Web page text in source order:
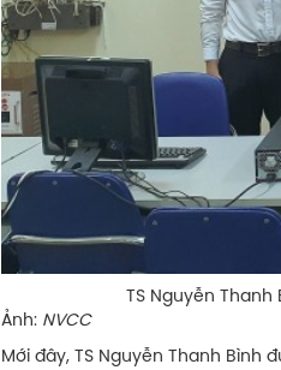
TS Nguyễn Thanh Bình
Ảnh: NVCC
Mới đây, TS Nguyễn Thanh Bình